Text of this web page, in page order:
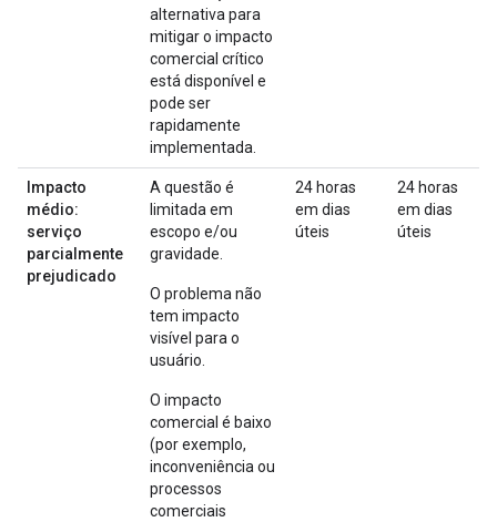
alternativa para
mitigar o impacto
comercial crítico
está disponível e
pode ser
rapidamente
implementada.
Impacto
médio:
serviço
parcialmente
prejudicado
A questão é
limitada em
escopo e/ou
gravidade.
O problema não
tem impacto
visível para o
usuário.
O impacto
comercial é baixo
(por exemplo,
inconveniência ou
processos
comerciais
24 horas
em dias
úteis
24 horas
em dias
úteis